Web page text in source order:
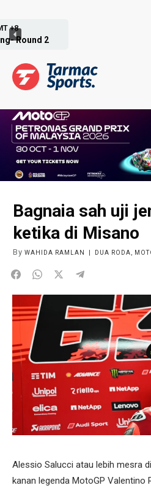
27-28 Jun 2026, 09:00 AM
Malaysian Cub Prix,
Bagnaia sah uji
ketika di Misano
By WAHIDA RAMLAN DUA RODA
Alessio Salucci atau lebih mesra
kanan legenda MotoGP Valentino